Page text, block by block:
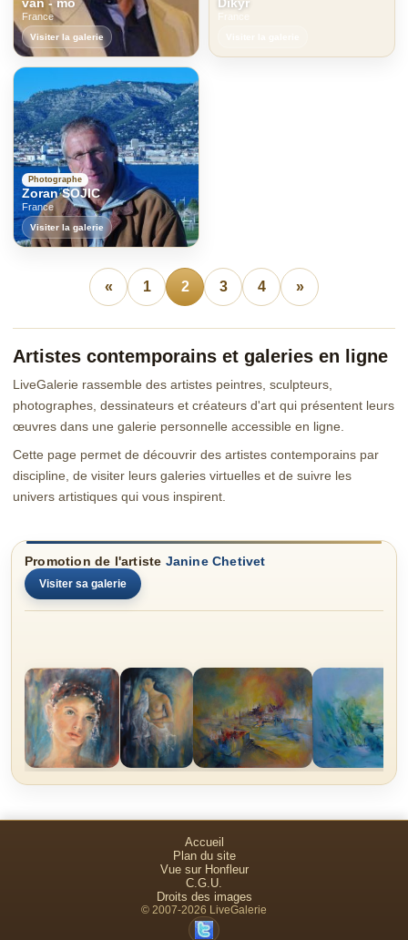
France
Visiter la galerie
France
Photographe
Zoran SOJIC
France
Visiter la galerie
« 1 2 3 4 »
Artistes contemporains et galeries en ligne
LiveGalerie rassemble des artistes peintres, sculpteurs,
photographes, dessinateurs et créateurs d'art qui présentent leurs
œuvres dans une galerie personnelle accessible en ligne.
Cette page permet de découvrir des artistes contemporains par
discipline, de visiter leurs galeries virtuelles et de suivre les
univers artistiques qui vous inspirent.
Promotion de l'artiste Janine Chetivet
Visiter sa galerie
Accueil
Plan du site
Vue sur Honfleur
C.G.U.
Droits des images
© 2007-2026 LiveGalerie